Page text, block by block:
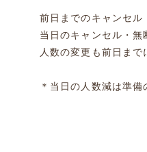
前日までのキャンセル
当日のキャンセル・無
人数の変更も前日ま
＊当日の人数減は準